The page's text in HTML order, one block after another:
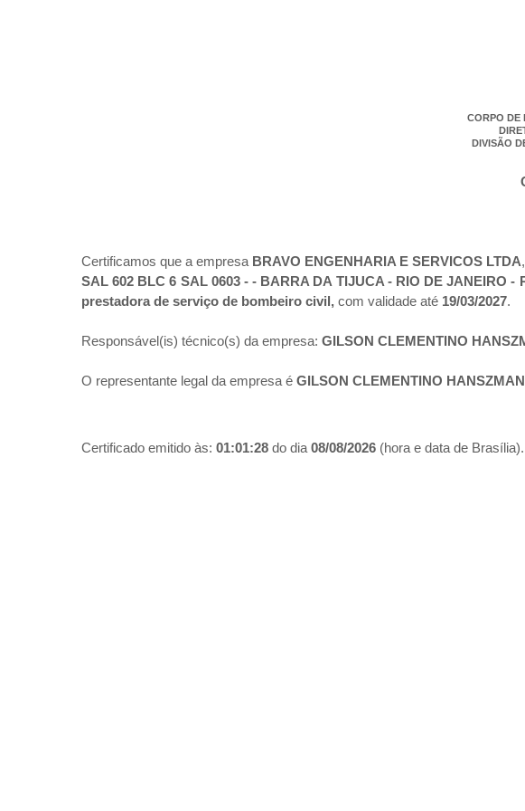
CORPO DE
DIVISÃO
Certificamos que a empresa BRAVO ENGENHARIA E SERVICOS LTDA
SAL 602 BLC 6 SAL 0603 - - BARRA DA TIJUCA - RIO DE JANEIRO -
prestadora de serviço de bombeiro civil, com validade até 19/03/2027.
Responsável(is) técnico(s) da empresa: GILSON CLEMENTINO
O representante legal da empresa é GILSON CLEMENTINO HANSZMAN
Certificado emitido às: 01:01:28 do dia 08/08/2026 (hora e data de Brasília).